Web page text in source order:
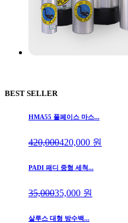
BEST SELLER
HMA55 풀페이스 마스...
420,000420,000 원
PADI 패디 중형 세척...
35,00035,000 원
살루스 대형 방수백...